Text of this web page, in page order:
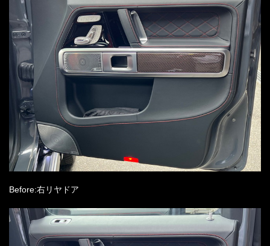
Before:右リヤドア